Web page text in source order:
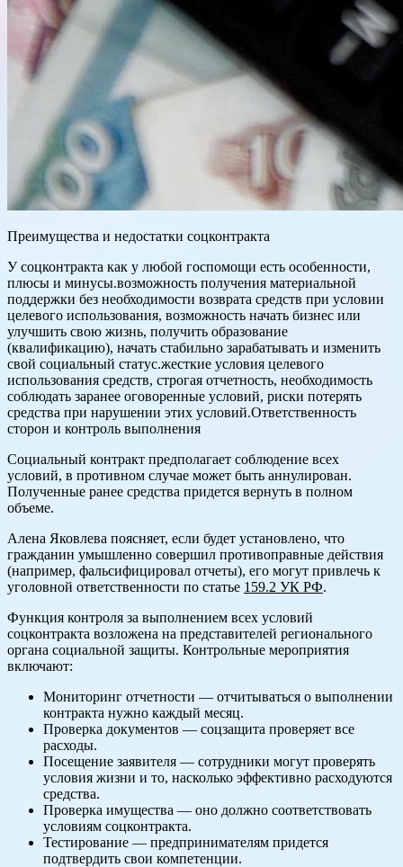
Преимущества и недостатки соцконтракта
У соцконтракта как у любой госпомощи есть особенности,
плюсы и минусы.возможность получения материальной
поддержки без необходимости возврата средств при условии
целевого использования, возможность начать бизнес или
улучшить свою жизнь, получить образование
(квалификацию), начать стабильно зарабатывать и изменить
свой социальный статус.жесткие условия целевого
использования средств, строгая отчетность, необходимость
соблюдать заранее оговоренные условий, риски потерять
средства при нарушении этих условий.Ответственность
сторон и контроль выполнения
Социальный контракт предполагает соблюдение всех
условий, в противном случае может быть аннулирован.
Полученные ранее средства придется вернуть в полном
объеме.
Алена Яковлева поясняет, если будет установлено, что
гражданин умышленно совершил противоправные действия
(например, фальсифицировал отчеты), его могут привлечь к
уголовной ответственности по статье 159.2 УК РФ.
Функция контроля за выполнением всех условий
соцконтракта возложена на представителей регионального
органа социальной защиты. Контрольные мероприятия
включают:
Мониторинг отчетности — отчитываться о выполнении
контракта нужно каждый месяц.
Проверка документов — соцзащита проверяет все
расходы.
Посещение заявителя — сотрудники могут проверять
условия жизни и то, насколько эффективно расходуются
средства.
Проверка имущества — оно должно соответствовать
условиям соцконтракта.
Тестирование — предпринимателям придется
подтвердить свои компетенции.